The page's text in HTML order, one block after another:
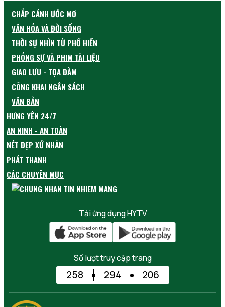
CHẮP CÁNH ƯỚC MƠ
VĂN HÓA VÀ ĐỜI SỐNG
THỜI SỰ NHÌN TỪ PHỐ HIẾN
PHÓNG SỰ VÀ PHIM TÀI LIỆU
GIAO LƯU - TỌA ĐÀM
CÔNG KHAI NGÂN SÁCH
VĂN BẢN
HƯNG YÊN 24/7
AN NINH - AN TOÀN
NÉT ĐẸP XỨ NHÃN
PHÁT THANH
CÁC CHUYÊN MỤC
Tải ứng dụng HYTV
Số lượt truy cập trang
258 294 206